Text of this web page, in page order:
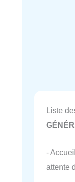
Liste
-
attente